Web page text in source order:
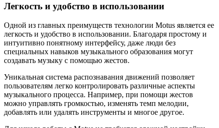
Легкость и удобство в использовании
Одной из главных преимуществ технологии Motus является ее
легкость и удобство в использовании. Благодаря простому и
интуитивно понятному интерфейсу, даже люди без
специальных навыков музыкального образования могут
создавать музыку с помощью жестов.
Уникальная система распознавания движений позволяет
пользователям легко контролировать различные аспекты
музыкального процесса. Например, при помощи жестов
можно управлять громкостью, изменять темп мелодии,
добавлять или удалять инструменты и многое другое.